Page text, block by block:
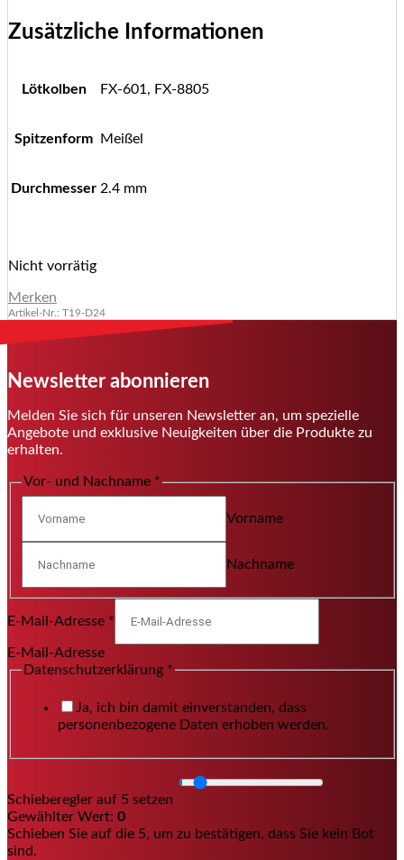
Zusätzliche Informationen
Lötkolben FX-601, FX-8805
Spitzenform Meißel
Durchmesser 2.4 mm
Nicht vorrätig
Merken
Artikel-Nr.: T19-D24
Newsletter abonnieren
Melden Sie sich für unseren Newsletter an, um spezielle
Angebote und exklusive Neuigkeiten über die Produkte zu
erhalten.
Vor- und Nachname *
Vorname
Nachname
E-Mail-Adresse *
E-Mail-Adresse
Datenschutzerklärung *
Ja, ich bin damit einverstanden, dass
personenbezogene Daten erhoben werden.
Schieberegler auf 5 setzen
Gewählter Wert: 0
Schieben Sie auf die 5, um zu bestätigen, dass Sie kein Bot
sind.